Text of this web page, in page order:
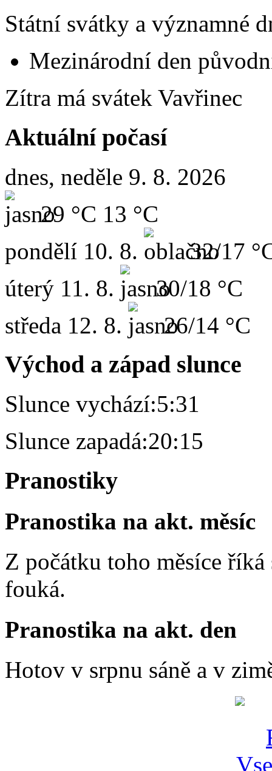
Státní svátky a významné
Mezinárodní den
Zítra má svátek Vavřinec
Aktuální počasí
dnes, neděle 9. 8. 2026
29 °C 13 °C
pondělí 10. 8.
32/17
úterý 11. 8.
30/18 °C
středa 12. 8. 26/14 °C
Východ a západ slunce
Slunce vychází:5:31
Slunce zapadá:20:15
Pranostiky
Pranostika na akt. měsíc
Z počátku toho měsíce
fouká.
Pranostika na akt. den
Hotov v srpnu sáně a v